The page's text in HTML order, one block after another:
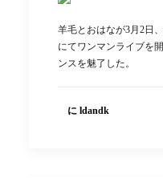
羊毛とおはなが3月2日
にてワンマンライブを
ンスを魅了した。
に ldandk